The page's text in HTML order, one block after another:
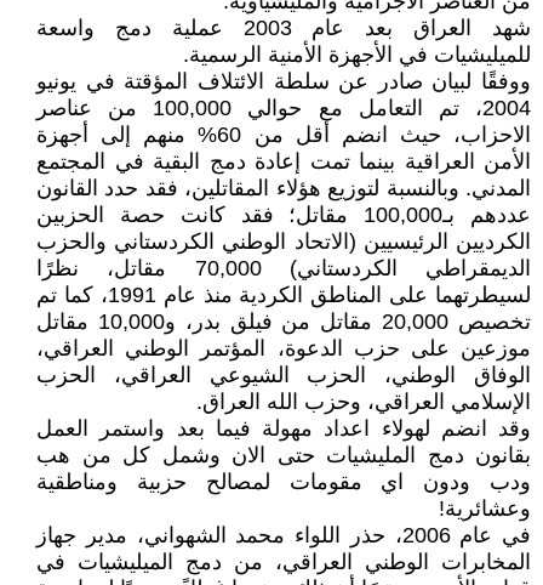
شهد العراق بعد عام 2003 عملية دمج واسعة
للميليشيات في الأجهزة الأمنية الرسمية.
ووفقًا لبيان صادر عن سلطة الائتلاف المؤقتة في يونيو
2004، تم التعامل مع حوالي 100,000 من عناصر
الاحزاب، حيث انضم أقل من 60% منهم إلى أجهزة
الأمن العراقية بينما تمت إعادة دمج البقية في المجتمع
المدني. وبالنسبة لتوزيع هؤلاء المقاتلين، فقد حدد القانون
عددهم بـ100,000 مقاتل؛ فقد كانت حصة الحزبين
الكرديين الرئيسيين (الاتحاد الوطني الكردستاني والحزب
الديمقراطي الكردستاني) 70,000 مقاتل، نظرًا
لسيطرتهما على المناطق الكردية منذ عام 1991، كما تم
تخصيص 20,000 مقاتل من فيلق بدر، و10,000 مقاتل
موزعين على حزب الدعوة، المؤتمر الوطني العراقي،
الوفاق الوطني، الحزب الشيوعي العراقي، الحزب
الإسلامي العراقي، وحزب الله العراق.
وقد انضم لهولاء اعداد مهولة فيما بعد واستمر العمل
بقانون دمج المليشيات حتى الان وشمل كل من هب
ودب ودون اي مقومات لمصالح حزبية ومناطقية
وعشائرية!
في عام 2006، حذر اللواء محمد الشهواني، مدير جهاز
المخابرات الوطني العراقي، من دمج الميليشيات في